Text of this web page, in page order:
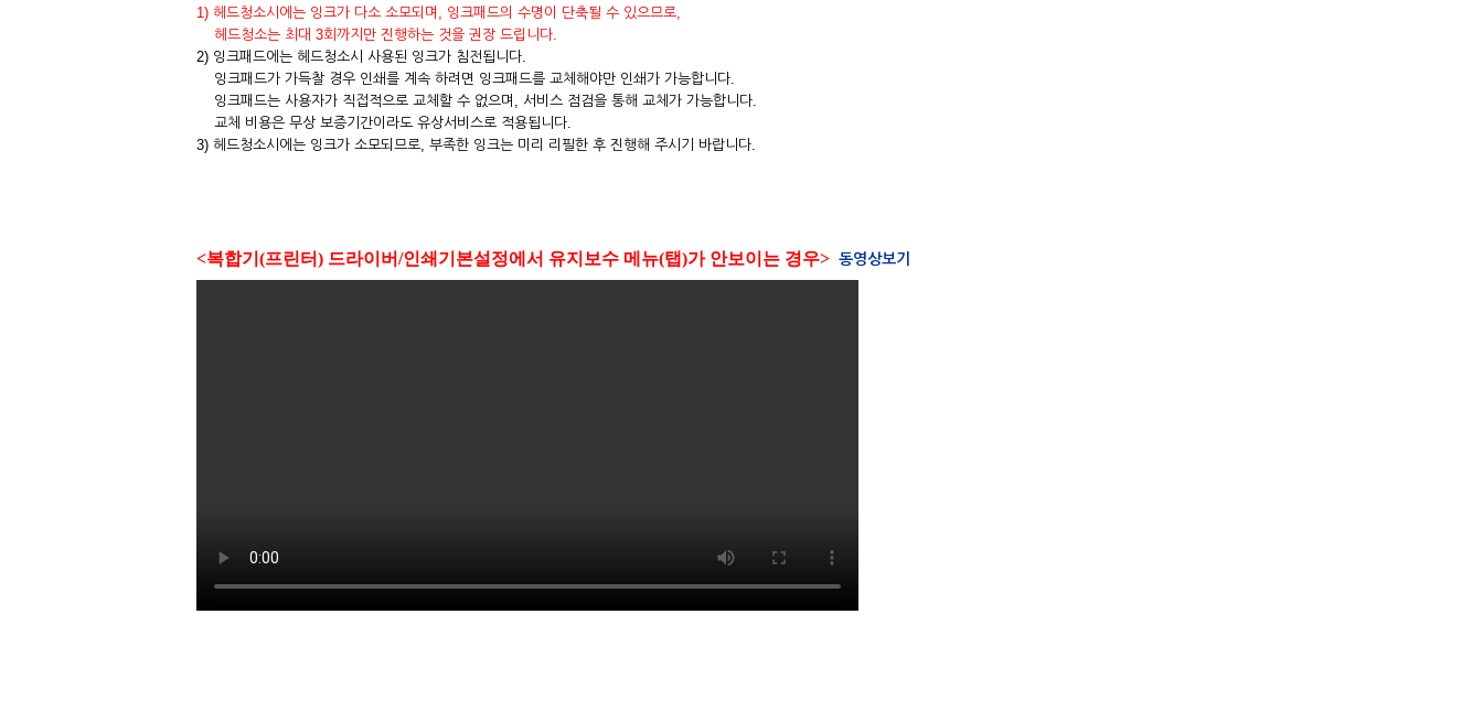
1) 헤드청소시에는 잉크가 다소 소모되며, 잉크패드의 수명이 단축될 수 있으므로,
헤드청소는 최대 3회까지만 진행하는 것을 권장 드립니다.
2) 잉크패드에는 헤드청소시 사용된 잉크가 침전됩니다.
잉크패드가 가득찰 경우 인쇄를 계속 하려면 잉크패드를 교체해야만 인쇄가 가능합니다.
잉크패드는 사용자가 직접적으로 교체할 수 없으며, 서비스 점검을 통해 교체가 가능합니다.
교체 비용은 무상 보증기간이라도 유상서비스로 적용됩니다.
3) 헤드청소시에는 잉크가 소모되므로, 부족한 잉크는 미리 리필한 후 진행해 주시기 바랍니다.
<복합기(프린터) 드라이버/인쇄기본설정에서 유지보수 메뉴(탭)가 안보이는 경우> 동영상보기